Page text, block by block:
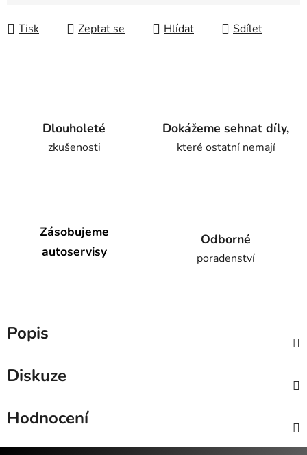
Tisk Zeptat se Hlídat Sdílet
Dlouholeté
zkušenosti
Dokážeme sehnat díly,
které ostatní nemají
Zásobujeme
autoservisy
Odborné
poradenství
Popis
Diskuze
Hodnocení